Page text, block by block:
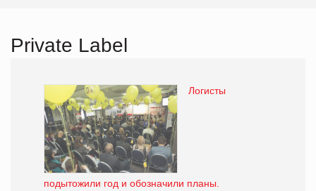
Private Label
Логисты
подытожили год и обозначили планы.